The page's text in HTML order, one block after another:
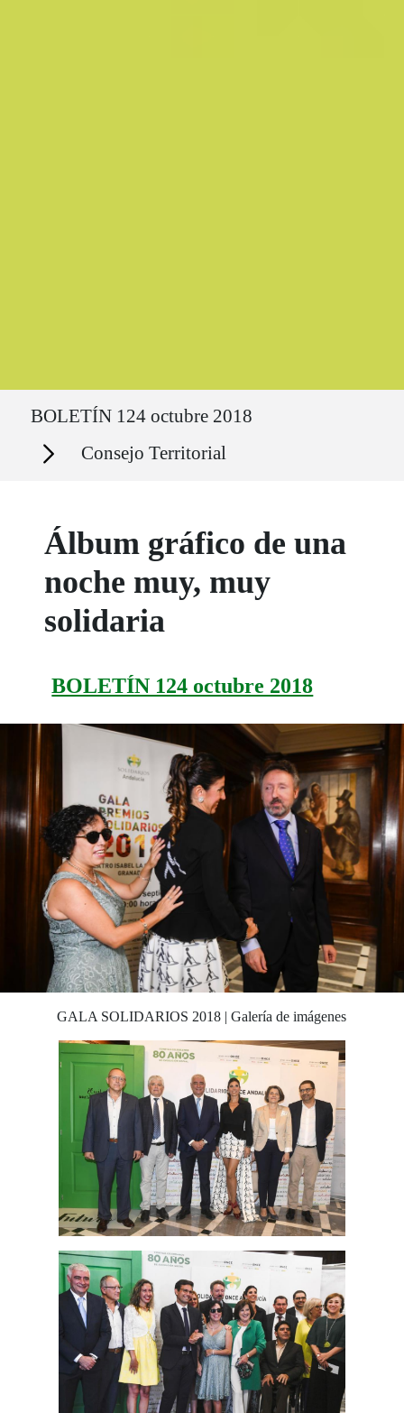
BOLETÍN 124 octubre 2018
Secciones Consejo Territorial
Álbum gráfico de una
noche muy, muy
solidaria
BOLETÍN 124 octubre 2018
GALA SOLIDARIOS 2018 | Galería de imágenes